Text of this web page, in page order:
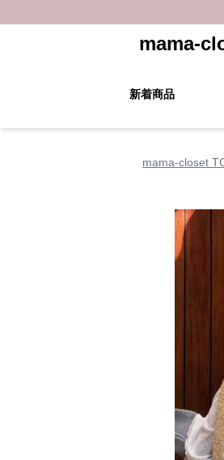
mama-
新着商品
mama-closet